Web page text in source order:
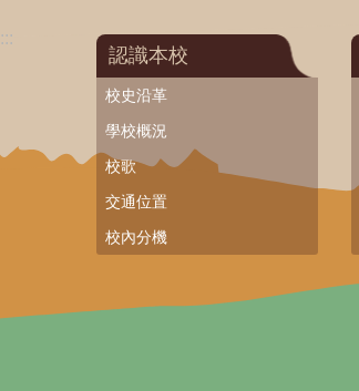
:::
認識本校
校史沿革
學校概況
校歌
交通位置
校內分機